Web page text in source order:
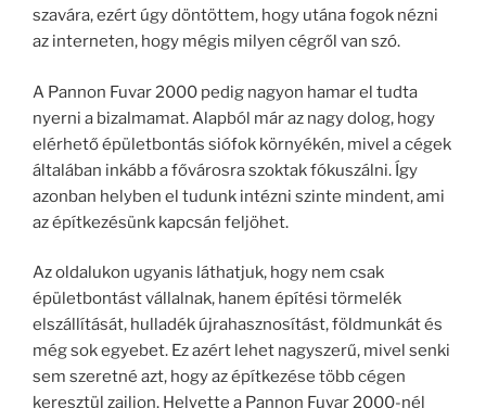
szavára, ezért úgy döntöttem, hogy utána fogok nézni
az interneten, hogy mégis milyen cégről van szó.
A Pannon Fuvar 2000 pedig nagyon hamar el tudta
nyerni a bizalmamat. Alapból már az nagy dolog, hogy
elérhető épületbontás siófok környékén, mivel a cégek
általában inkább a fővárosra szoktak fókuszálni. Így
azonban helyben el tudunk intézni szinte mindent, ami
az építkezésünk kapcsán feljöhet.
Az oldalukon ugyanis láthatjuk, hogy nem csak
épületbontást vállalnak, hanem építési törmelék
elszállítását, hulladék újrahasznosítást, földmunkát és
még sok egyebet. Ez azért lehet nagyszerű, mivel senki
sem szeretné azt, hogy az építkezése több cégen
keresztül zajljon. Helyette a Pannon Fuvar 2000-nél